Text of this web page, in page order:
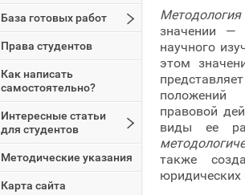
База готовых работ
Права студентов
Как написать
самостоятельно?
Интересные статьи
для студентов
Методические указания
Карта сайта
значении —
научного
этом
положений
правовой
виды ее
также
юридических